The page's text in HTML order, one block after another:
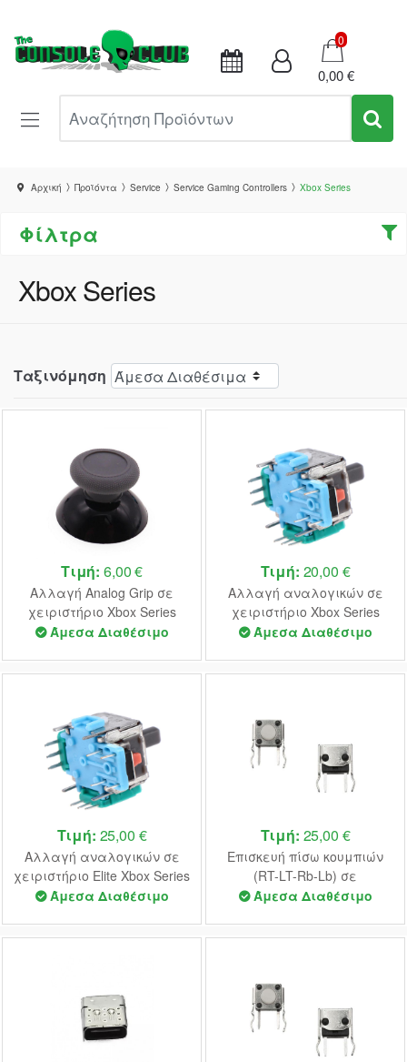
Καλάθι
0
0,00 €
Αρχική Προϊόντα Service Service Gaming Controllers Xbox Series
Φίλτρα
Xbox Series
Ταξινόμηση
Τιμή: 6,00 €
Αλλαγή Analog Grip σε
χειριστήριο Xbox Series
Άμεσα Διαθέσιμο
Τιμή: 20,00 €
Αλλαγή αναλογικών σε
χειριστήριο Xbox Series
Άμεσα Διαθέσιμο
Τιμή: 25,00 €
Αλλαγή αναλογικών σε
χειριστήριο Elite Xbox Series
Άμεσα Διαθέσιμο
Τιμή: 25,00 €
Επισκευή πίσω κουμπιών
(RT-LT-Rb-Lb) σε
χειριστήριο Elite Xbox Series
Άμεσα Διαθέσιμο